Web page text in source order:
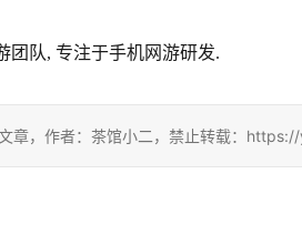
团队, 专注于手机网游研发.
章，作者：茶馆小二，禁止转载：